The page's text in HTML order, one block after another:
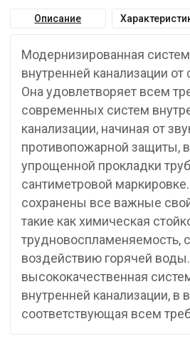
Описание
Модернизированная
внутренней канализации
Она удовлетворяет всем
современных систем
канализации, начиная от
противопожарной защиты,
упрощенной прокладки
сантиметровой
сохранены все важные
такие как химическая
трудновоспламеняемость,
воздействию горячей
высококачественная
внутренней канализации,
соответствующая всем